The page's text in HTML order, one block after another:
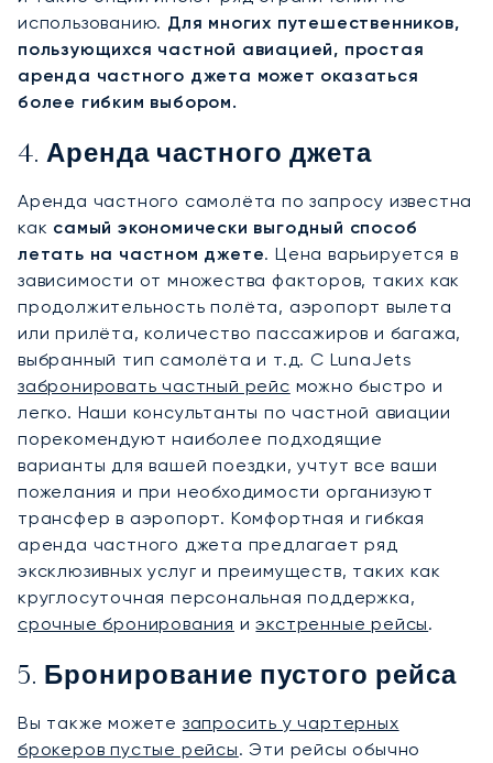
использованию. Для многих путешественников,
пользующихся частной авиацией, простая
аренда частного джета может оказаться
более гибким выбором.
4. Аренда частного джета
Аренда частного самолёта по запросу известна
как самый экономически выгодный способ
летать на частном джете. Цена варьируется в
зависимости от множества факторов, таких как
продолжительность полёта, аэропорт вылета
или прилёта, количество пассажиров и багажа,
выбранный тип самолёта и т.д. С LunaJets
забронировать частный рейс можно быстро и
легко. Наши консультанты по частной авиации
порекомендуют наиболее подходящие
варианты для вашей поездки, учтут все ваши
пожелания и при необходимости организуют
трансфер в аэропорт. Комфортная и гибкая
аренда частного джета предлагает ряд
эксклюзивных услуг и преимуществ, таких как
круглосуточная персональная поддержка,
срочные бронирования иэкстренные рейсы.
5. Бронирование пустого рейса
Вы также можете запросить у чартерных
брокеров пустые рейсы. Эти рейсы обычно